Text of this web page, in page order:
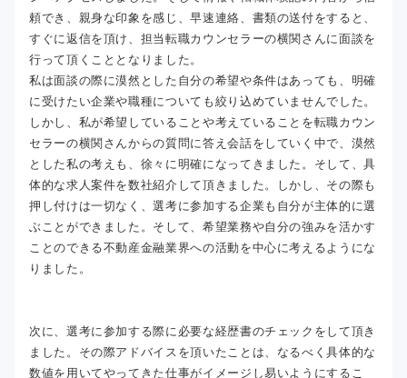
頼でき、親身な印象を感じ、早速連絡、書類の送付をすると、
すぐに返信を頂け、担当転職カウンセラーの横関さんに面談を
行って頂くこととなりました。
私は面談の際に漠然とした自分の希望や条件はあっても、明確
に受けたい企業や職種についても絞り込めていませんでした。
しかし、私が希望していることや考えていることを転職カウン
セラーの横関さんからの質問に答え会話をしていく中で、漠然
とした私の考えも、徐々に明確になってきました。そして、具
体的な求人案件を数社紹介して頂きました。しかし、その際も
押し付けは一切なく、選考に参加する企業も自分が主体的に選
ぶことができました。そして、希望業務や自分の強みを活かす
ことのできる不動産金融業界への活動を中心に考えるようにな
りました。
次に、選考に参加する際に必要な経歴書のチェックをして頂き
ました。その際アドバイスを頂いたことは、なるべく具体的な
数値を用いてやってきた仕事がイメージし易いようにするこ